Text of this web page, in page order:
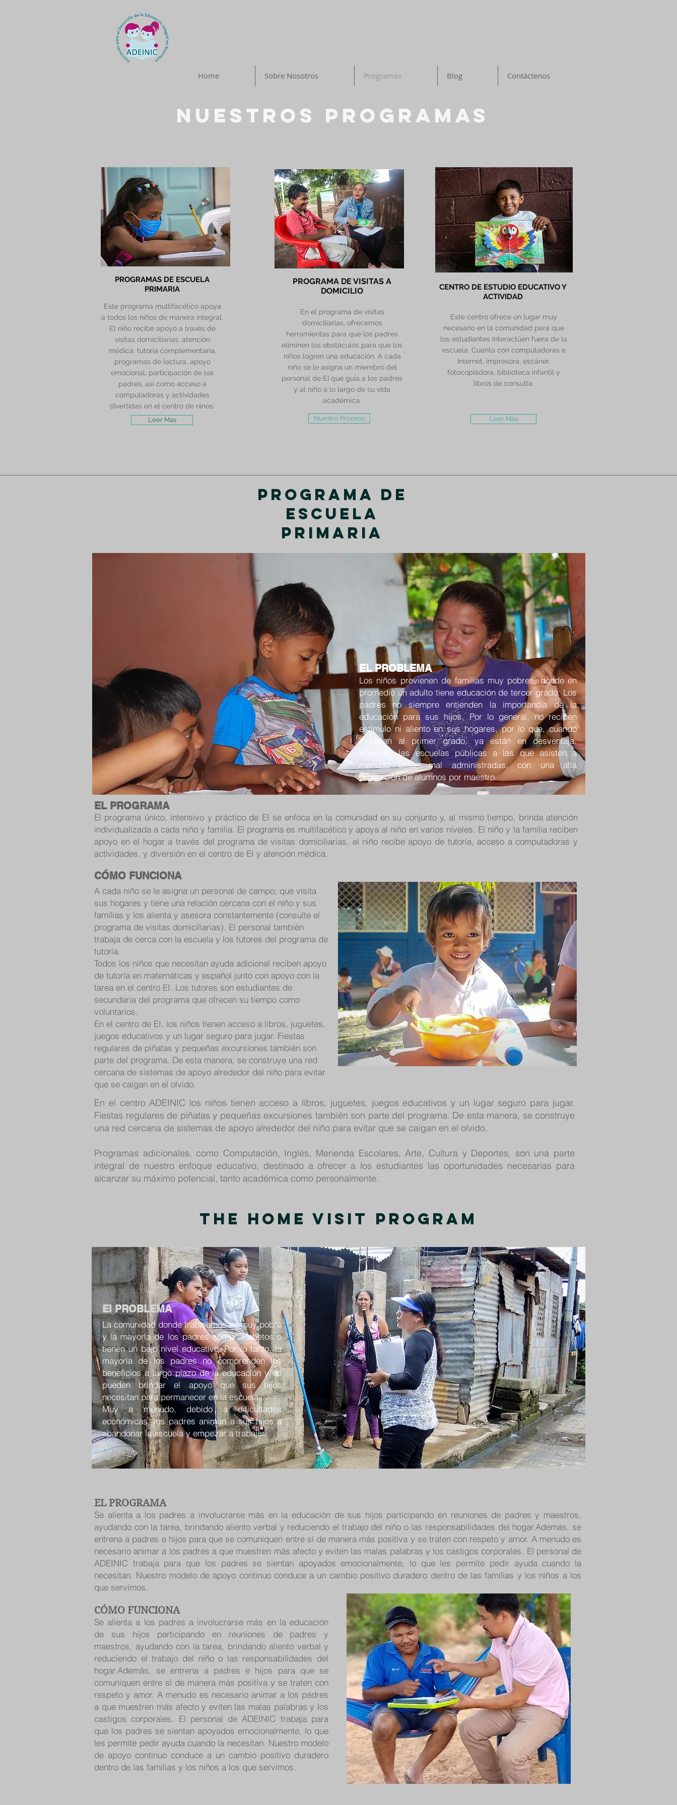
Home Sobre Nosotros Programas Blog Contáctenos
Nuestros Programas
PROGRAMAS DE ESCUELA
PRIMARIA
Este programa multifacético apoya
a todos los niños de manera integral.
El niño recibe apoyo a través de
visitas domiciliarias, atención
médica, tutoría complementaria,
programas de lectura, apoyo
emocional, participación de los
padres, así como acceso a
computadoras y actividades
divertidas en el centro de ninos.
Leer Mas
PROGRAMA DE VISITAS A
DOMICILIO
En el programa de visitas
domiciliarias, ofrecemos
herramientas para que los padres
eliminen los obstáculos para que los
niños logren una educación. A cada
niño se le asigna un miembro del
personal de EI que guía a los padres
y al niño a lo largo de su vida
académica.
Nuestro Proceso
CENTRO DE ESTUDIO EDUCATIVO Y
ACTIVIDAD
Este centro ofrece un lugar muy
necesario en la comunidad para que
los estudiantes interactúen fuera de la
escuela. Cuenta con computadoras e
Internet, impresora, escáner,
fotocopiadora, biblioteca infantil y
libros de consulta.
Leer Mas
Programa de
Escuela
Primaria
EL PROBLEMA
Los niños provienen de familias muy pobres, donde en
promedio un adulto tiene educación de tercer grado. Los
padres no siempre entienden la importancia de la
educación para sus hijos. Por lo general, no reciben
estímulo ni aliento en sus hogares, por lo que, cuando
ingresan al primer grado, ya están en desventaja.
Además, las escuelas públicas a las que asisten a
menudo están mal administradas, con una alta
proporción de alumnos por maestro.
EL PROGRAMA
El programa único, intensivo y práctico de EI se enfoca en la comunidad en su conjunto y, al mismo tiempo, brinda atención
individualizada a cada niño y familia. El programa es multifacético y apoya al niño en varios niveles. El niño y la familia reciben
apoyo en el hogar a través del programa de visitas domiciliarias, el niño recibe apoyo de tutoría, acceso a computadoras y
actividades, y diversión en el centro de EI y atención médica.
CÓMO FUNCIONA
A cada niño se le asigna un personal de campo; que visita
sus hogares y tiene una relación cercana con el niño y sus
familias y los alienta y asesora constantemente (consulte el
programa de visitas domiciliarias). El personal también
trabaja de cerca con la escuela y los tutores del programa de
tutoría.
Todos los niños que necesitan ayuda adicional reciben apoyo
de tutoría en matemáticas y español junto con apoyo con la
tarea en el centro EI. Los tutores son estudiantes de
secundaria del programa que ofrecen su tiempo como
voluntarios.
En el centro de EI, los niños tienen acceso a libros, juguetes,
juegos educativos y un lugar seguro para jugar. Fiestas
regulares de piñatas y pequeñas excursiones también son
parte del programa. De esta manera, se construye una red
cercana de sistemas de apoyo alrededor del niño para evitar
que se caigan en el olvido.
En el centro ADEINIC los niños tienen acceso a libros, juguetes, juegos educativos y un lugar seguro para jugar.
Fiestas regulares de piñatas y pequeñas excursiones también son parte del programa. De esta manera, se construye
una red cercana de sistemas de apoyo alrededor del niño para evitar que se caigan en el olvido.
Programas adicionales, como Computación, Inglés, Merienda Escolares, Arte, Cultura y Deportes, son una parte
integral de nuestro enfoque educativo, destinado a ofrecer a los estudiantes las oportunidades necesarias para
alcanzar su máximo potencial, tanto académica como personalmente.
The Home Visit Program
El PROBLEMA
La comunidad donde trabajamos es muy pobre
y la mayoría de los padres son analfabetos o
tienen un bajo nivel educativo. Por lo tanto, la
mayoría de los padres no comprenden los
beneficios a largo plazo de la educación y no
pueden brindar el apoyo que sus hijos
necesitan para permanecer en la escuela.
Muy a menudo, debido a dificultades
económicas, los padres animan a sus hijos a
abandonar la escuela y empezar a trabajar.
EL PROGRAMA
Se alienta a los padres a involucrarse más en la educación de sus hijos participando en reuniones de padres y maestros,
ayudando con la tarea, brindando aliento verbal y reduciendo el trabajo del niño o las responsabilidades del hogar.Además, se
entrena a padres e hijos para que se comuniquen entre sí de manera más positiva y se traten con respeto y amor. A menudo es
necesario animar a los padres a que muestren más afecto y eviten las malas palabras y los castigos corporales. El personal de
ADEINIC trabaja para que los padres se sientan apoyados emocionalmente, lo que les permite pedir ayuda cuando la
necesitan. Nuestro modelo de apoyo continuo conduce a un cambio positivo duradero dentro de las familias y los niños a los
que servimos.
CÓMO FUNCIONA
Se alienta a los padres a involucrarse más en la educación
de sus hijos participando en reuniones de padres y
maestros, ayudando con la tarea, brindando aliento verbal y
reduciendo el trabajo del niño o las responsabilidades del
hogar.Además, se entrena a padres e hijos para que se
comuniquen entre sí de manera más positiva y se traten con
respeto y amor. A menudo es necesario animar a los padres
a que muestren más afecto y eviten las malas palabras y los
castigos corporales. El personal de ADEINIC trabaja para
que los padres se sientan apoyados emocionalmente, lo que
les permite pedir ayuda cuando la necesitan. Nuestro modelo
de apoyo continuo conduce a un cambio positivo duradero
dentro de las familias y los niños a los que servimos.